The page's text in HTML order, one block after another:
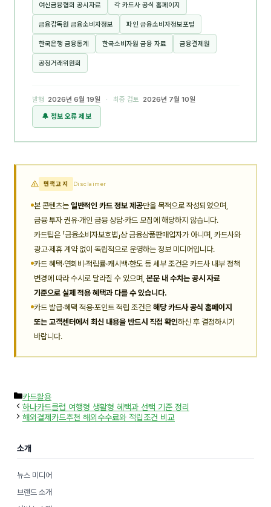
여신금융협회 공시자료 각 카드사 공식 홈페이지
금융감독원 금융소비자정보 파인 금융소비자정보포털
한국은행 금융통계 한국소비자원 금융 자료 금융결제원
공정거래위원회
발행 2026년 6월 19일 · 최종 검토 2026년 7월 10일
🔔 정보 오류 제보
면책고지 Disclaimer
본 콘텐츠는 일반적인 카드 정보 제공만을 목적으로 작성되었으며,
금융 투자 권유·개인 금융 상담·카드 모집에 해당하지 않습니다.
카드팁은 「금융소비자보호법」상 금융상품판매업자가 아니며, 카드사와
광고·제휴 계약 없이 독립적으로 운영하는 정보 미디어입니다.
카드 혜택·연회비·적립률·캐시백·한도 등 세부 조건은 카드사 내부 정책
변경에 따라 수시로 달라질 수 있으며,본문 내 수치는 공시 자료
기준으로 실제 적용 혜택과 다를 수 있습니다.
카드 발급·혜택 적용·포인트 적립 조건은 해당 카드사 공식 홈페이지
또는 고객센터에서 최신 내용을 반드시 직접 확인하신 후 결정하시기
바랍니다.
카
테
고
리
카드활용
하나카드클럽 여행형 생활형 혜택과 선택 기준 정리
해외결제카드추천 해외수수료와 적립조건 비교
소개
뉴스 미디어
브랜드 소개